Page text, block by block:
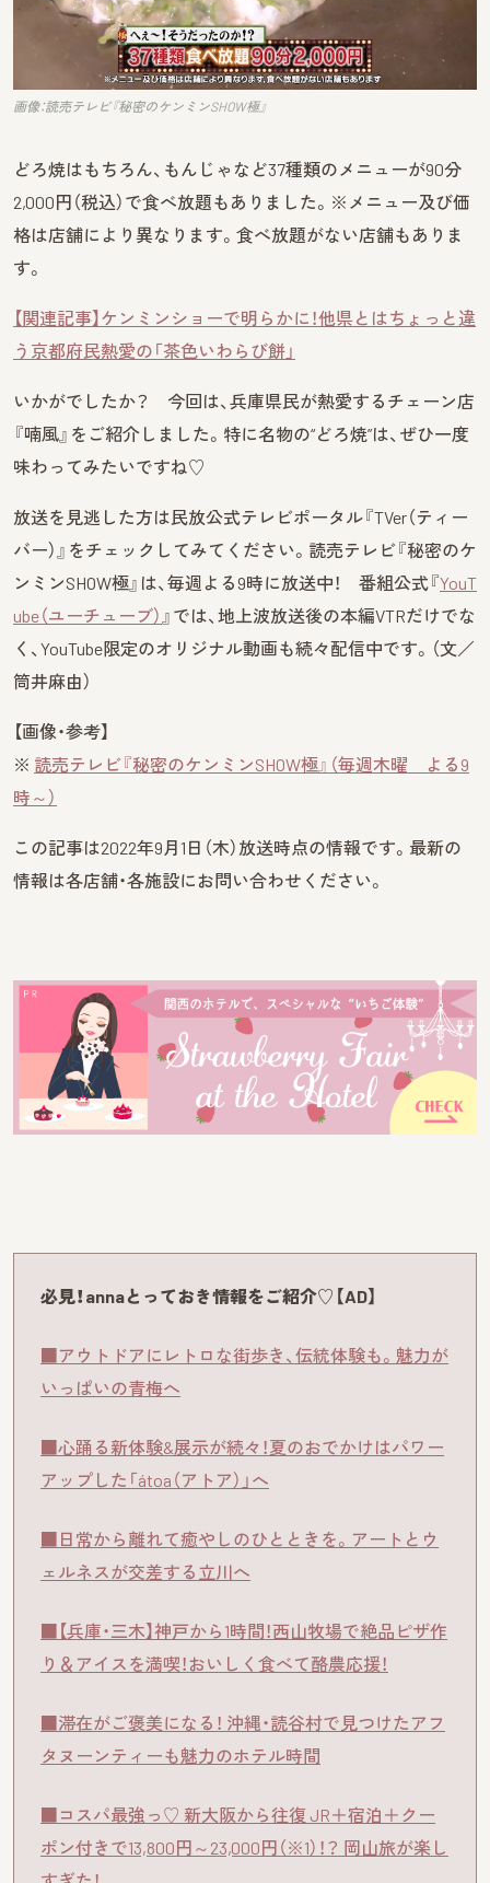
画像：読売テレビ『秘密のケンミンSHOW極』
どろ焼はもちろん、もんじゃなど37種類のメニューが90分
2,000円（税込）で食べ放題もありました。※メニュー及び価
格は店舗により異なります。食べ放題がない店舗もありま
す。
【関連記事】ケンミンショーで明らかに！他県とはちょっと違
う京都府民熱愛の「茶色いわらび餅」
いかがでしたか？ 今回は、兵庫県民が熱愛するチェーン店
『喃風』をご紹介しました。特に名物の“どろ焼”は、ぜひ一度
味わってみたいですね♡
放送を見逃した方は民放公式テレビポータル『TVer（ティー
バー）』をチェックしてみてください。読売テレビ『秘密のケ
ンミンSHOW極』は、毎週よる9時に放送中！ 番組公式『YouT
ube（ユーチューブ） 』では、地上波放送後の本編VTRだけでな
く、YouTube限定のオリジナル動画も続々配信中です。（文／
筒井麻由）
【画像・参考】
※ 読売テレビ『秘密のケンミンSHOW極』（毎週木曜 よる9
時～）
この記事は2022年9月1日（木）放送時点の情報です。最新の
情報は各店舗・各施設にお問い合わせください。
必見！annaとっておき情報をご紹介♡【AD】
■アウトドアにレトロな街歩き、伝統体験も。魅力が
いっぱいの青梅へ
■心踊る新体験&展示が続々！夏のおでかけはパワー
アップした「átoa（アトア）」へ
■日常から離れて癒やしのひとときを。アートとウ
ェルネスが交差する立川へ
■【兵庫・三木】神戸から1時間！西山牧場で絶品ピザ作
り＆アイスを満喫！おいしく食べて酪農応援！
■滞在がご褒美になる！ 沖縄・読谷村で見つけたアフ
タヌーンティーも魅力のホテル時間
■コスパ最強っ♡ 新大阪から往復 JR＋宿泊＋クー
ポン付きで13,800円～23,000円（※1）！？ 岡山旅が楽し